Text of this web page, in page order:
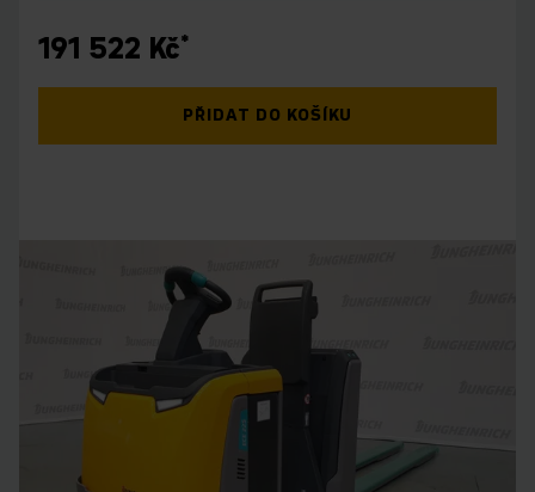
191 522 Kč
PŘIDAT DO KOŠÍKU